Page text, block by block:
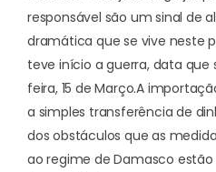
responsável são um sinal de
dramática que se vive neste
teve início a guerra, data que
feira, 15 de Março.A
a simples transferência de
dos obstáculos que as
ao regime de Damasco